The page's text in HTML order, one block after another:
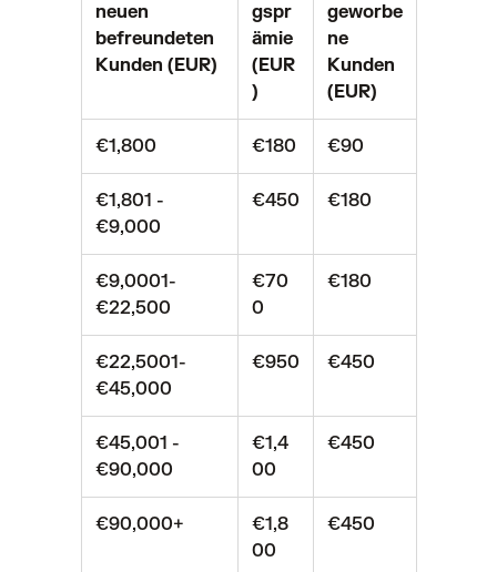
neuen
befreundeten
Kunden (EUR)
gspr
ämie
(EUR
)
geworbe
ne
Kunden
(EUR)
€1,800 €180 €90
€1,801 -
€9,000
€450 €180
€9,0001-
€22,500
€70
0
€180
€22,5001-
€45,000
€950 €450
€45,001 -
€90,000
€1,4
00
€450
€90,000+
€1,8
00
€450